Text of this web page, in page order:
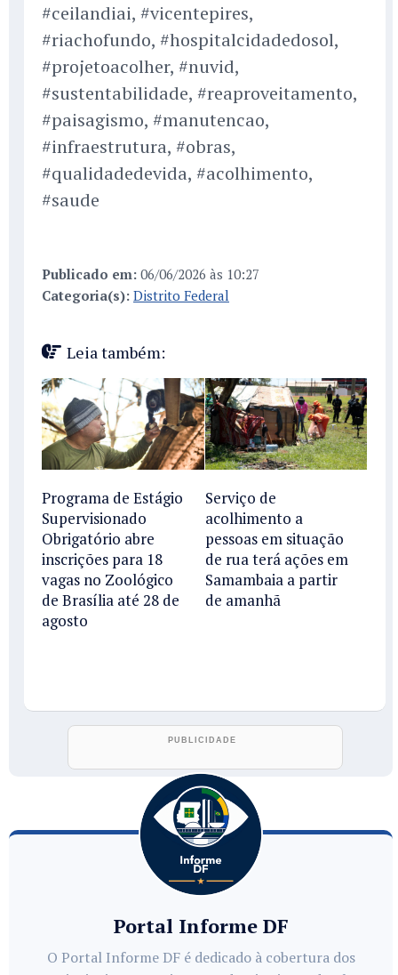
#ceilandiai, #vicentepires,
#riachofundo, #hospitalcidadedosol,
#projetoacolher, #nuvid,
#sustentabilidade, #reaproveitamento,
#paisagismo, #manutencao,
#infraestrutura, #obras,
#qualidadedevida, #acolhimento,
#saude
Publicado em: 06/06/2026 às 10:27
Categoria(s): Distrito Federal
Leia também:
Programa de Estágio
Supervisionado
Obrigatório abre
inscrições para 18
vagas no Zoológico
de Brasília até 28 de
agosto
Serviço de
acolhimento a
pessoas em situação
de rua terá ações em
Samambaia a partir
de amanhã
Portal Informe DF
O Portal Informe DF é dedicado à cobertura dos